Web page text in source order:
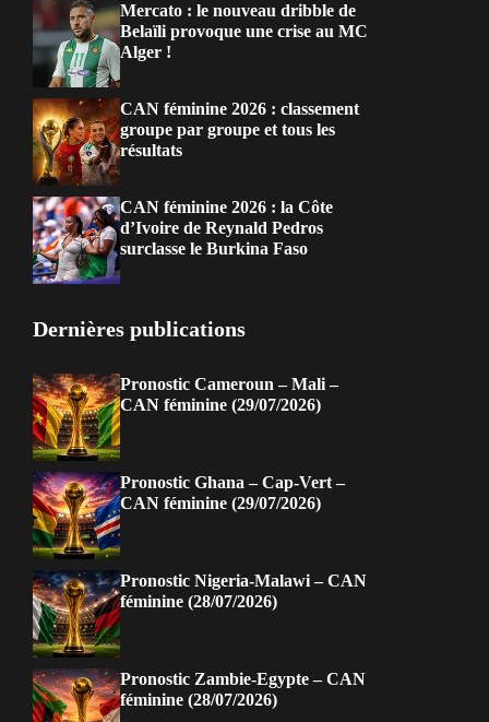
Mercato : le nouveau dribble de
Belaïli provoque une crise au MC
Alger !
CAN féminine 2026 : classement
groupe par groupe et tous les
résultats
CAN féminine 2026 : la Côte
d’Ivoire de Reynald Pedros
surclasse le Burkina Faso
Dernières publications
Pronostic Cameroun – Mali –
CAN féminine (29/07/2026)
Pronostic Ghana – Cap-Vert –
CAN féminine (29/07/2026)
Pronostic Nigeria-Malawi – CAN
féminine (28/07/2026)
Pronostic Zambie-Egypte – CAN
féminine (28/07/2026)